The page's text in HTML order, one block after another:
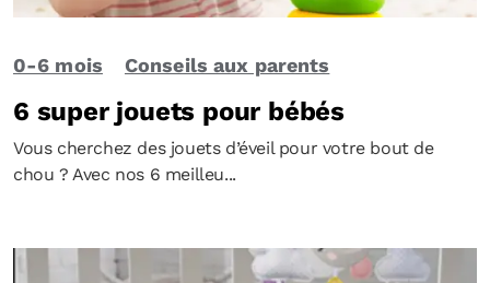
0-6 mois Conseils aux parents
6 super jouets pour bébés
Vous cherchez des jouets d’éveil pour votre bout de
chou ? Avec nos 6 meilleu...